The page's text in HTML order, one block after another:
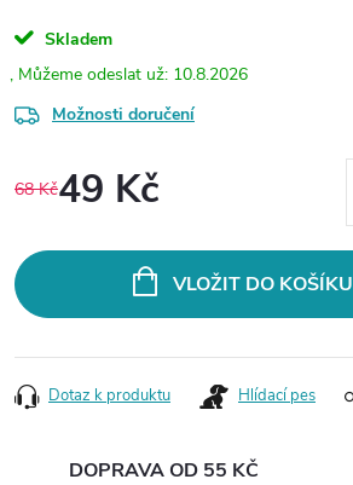
Skladem
10.8.2026
Možnosti doručení
68 Kč49 Kč
VLOŽIT DO KOŠÍKU
Dotaz k produktu Hlídací pes
DOPRAVA OD 55 KČ